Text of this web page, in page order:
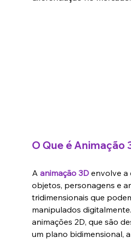
O Que é Animação
A animação 3D envolve a
objetos, personagens e
tridimensionais que
manipulados
animações 2D, que são
um plano bidimensional,